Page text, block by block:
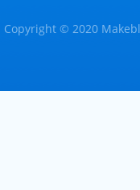
Copyright © 2020